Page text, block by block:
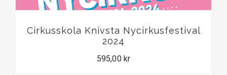
Cirkusskola Knivsta Nycirkusfestival
2024
595,00 kr